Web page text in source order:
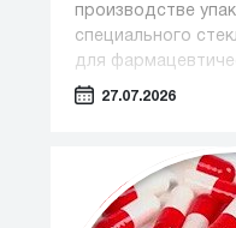
производстве
специального
для
косметической и
Чжэньцзяне (КНР)
27.07.2026